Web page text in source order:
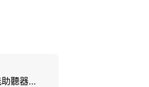
樂齡醫療新趨勢：智能助聽器結合 AI 眼底相機，如何全方位守護長者健康？